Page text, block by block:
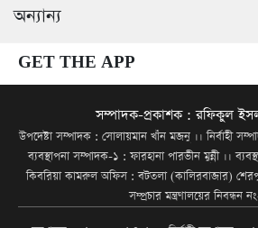
অন্যান্য
GET THE APP
সম্পাদক-প্রকাশক : রফিকুল
উপদেষ্টা সম্পাদক : সোলায়মান খাঁন মজনু ।। নির্বাহী
ব্যবস্থাপনা সম্পাদক-১ : ফারহানা পারভীন মুন্নী ।।
কিবরিয়া কামরুল অফিস : বটতলা (কালিরবাজার)
সম্প্রচার মন্ত্রণালয়ের নিবন্ধন